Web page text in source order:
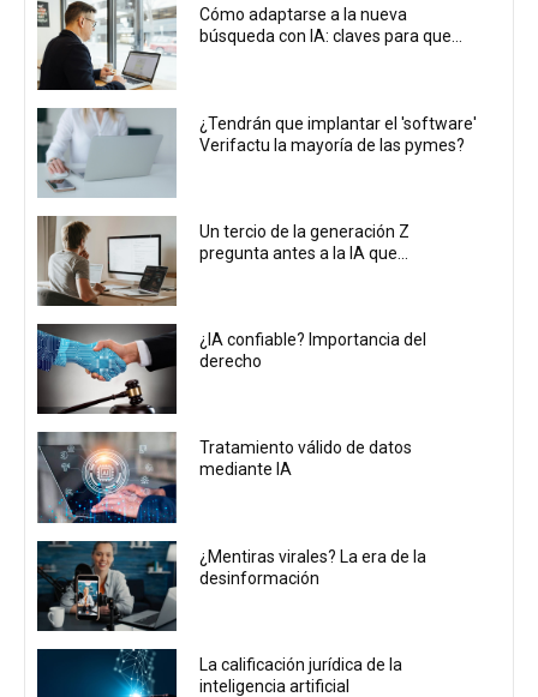
Cómo adaptarse a la nueva
búsqueda con IA: claves para que...
¿Tendrán que implantar el 'software'
Verifactu la mayoría de las pymes?
Un tercio de la generación Z
pregunta antes a la IA que...
¿IA confiable? Importancia del
derecho
Tratamiento válido de datos
mediante IA
¿Mentiras virales? La era de la
desinformación
La calificación jurídica de la
inteligencia artificial